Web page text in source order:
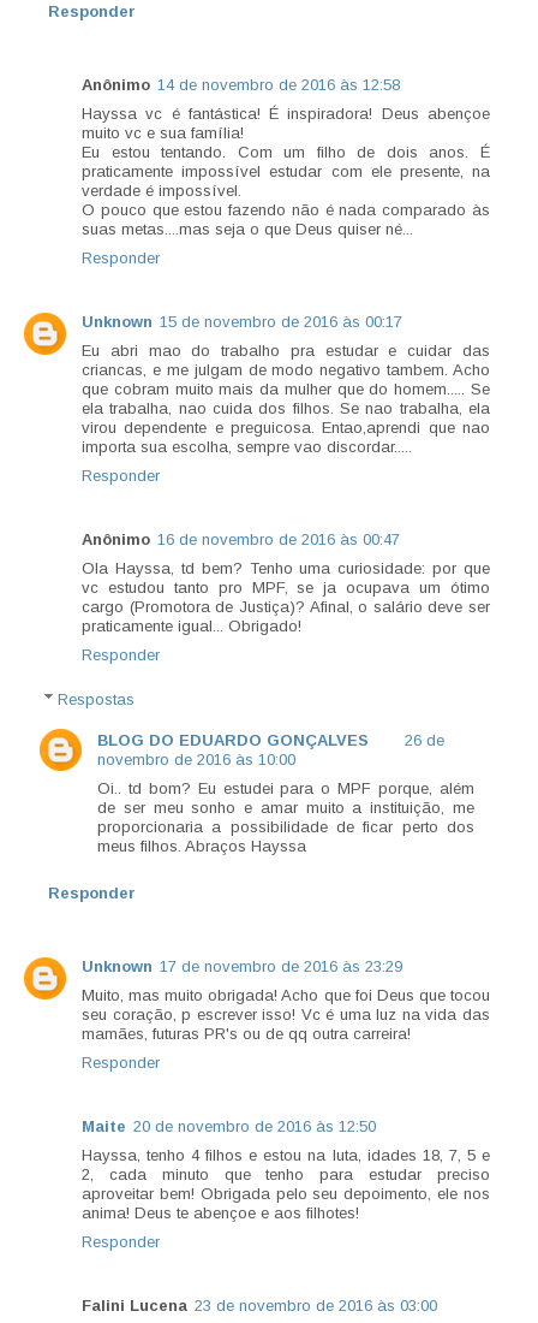
Responder
Anônimo 14 de novembro de 2016 às 12:58
Hayssa vc é fantástica! É inspiradora! Deus abençoe
muito vc e sua família!
Eu estou tentando. Com um filho de dois anos. É
praticamente impossível estudar com ele presente, na
verdade é impossível.
O pouco que estou fazendo não é nada comparado às
suas metas....mas seja o que Deus quiser né...
Responder
Unknown 15 de novembro de 2016 às 00:17
Eu abri mao do trabalho pra estudar e cuidar das
criancas, e me julgam de modo negativo tambem. Acho
que cobram muito mais da mulher que do homem..... Se
ela trabalha, nao cuida dos filhos. Se nao trabalha, ela
virou dependente e preguicosa. Entao,aprendi que nao
importa sua escolha, sempre vao discordar.....
Responder
Anônimo 16 de novembro de 2016 às 00:47
Ola Hayssa, td bem? Tenho uma curiosidade: por que
vc estudou tanto pro MPF, se ja ocupava um ótimo
cargo (Promotora de Justiça)? Afinal, o salário deve ser
praticamente igual... Obrigado!
Responder
Respostas
BLOG DO EDUARDO GONÇALVES
26 de
novembro de 2016 às 10:00
Oi.. td bom? Eu estudei para o MPF porque, além
de ser meu sonho e amar muito a instituição, me
proporcionaria a possibilidade de ficar perto dos
meus filhos. Abraços Hayssa
Responder
Unknown 17 de novembro de 2016 às 23:29
Muito, mas muito obrigada! Acho que foi Deus que tocou
seu coração, p escrever isso! Vc é uma luz na vida das
mamães, futuras PR's ou de qq outra carreira!
Responder
Maite 20 de novembro de 2016 às 12:50
Hayssa, tenho 4 filhos e estou na luta, idades 18, 7, 5 e
2, cada minuto que tenho para estudar preciso
aproveitar bem! Obrigada pelo seu depoimento, ele nos
anima! Deus te abençoe e aos filhotes!
Responder
Falini Lucena 23 de novembro de 2016 às 03:00